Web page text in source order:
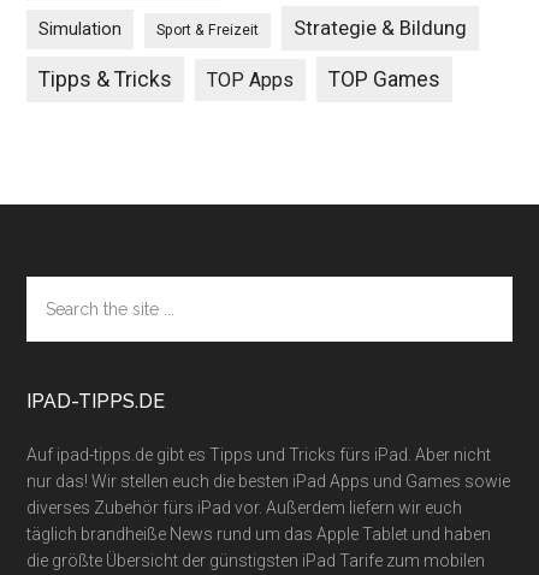
Simulation Sport & Freizeit Strategie & Bildung
Tipps & Tricks TOP Apps TOP Games
Footer
the
site
IPAD-TIPPS.DE
Auf ipad-tipps.de gibt es Tipps und Tricks fürs iPad. Aber nicht
nur das! Wir stellen euch die besten iPad Apps und Games sowie
diverses Zubehör fürs iPad vor. Außerdem liefern wir euch
täglich brandheiße News rund um das Apple Tablet und haben
die größte Übersicht der günstigsten iPad Tarife zum mobilen